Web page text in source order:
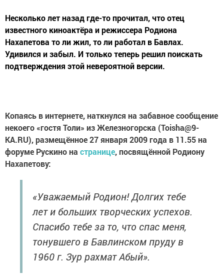
Несколько лет назад где-то прочитал, что отец
известного киноактёра и режиссера Родиона
Нахапетова то ли жил, то ли работал в Бавлах.
Удивился и забыл. И только теперь решил поискать
подтверждения этой невероятной версии.
Копаясь в интернете, наткнулся на забавное сообщение
некоего «гостя Толи» из Железногорска (Toisha@9-
KA.RU), размещённое 27 января 2009 года в 11.55 на
форуме Рускино на странице, посвящённой Родиону
Нахапетову:
«Уважаемый Родион! Долгих тебе
лет и больших творческих успехов.
Спасибо тебе за то, что спас меня,
тонувшего в Бавлинском пруду в
1960 г. Зур рахмат Абый».